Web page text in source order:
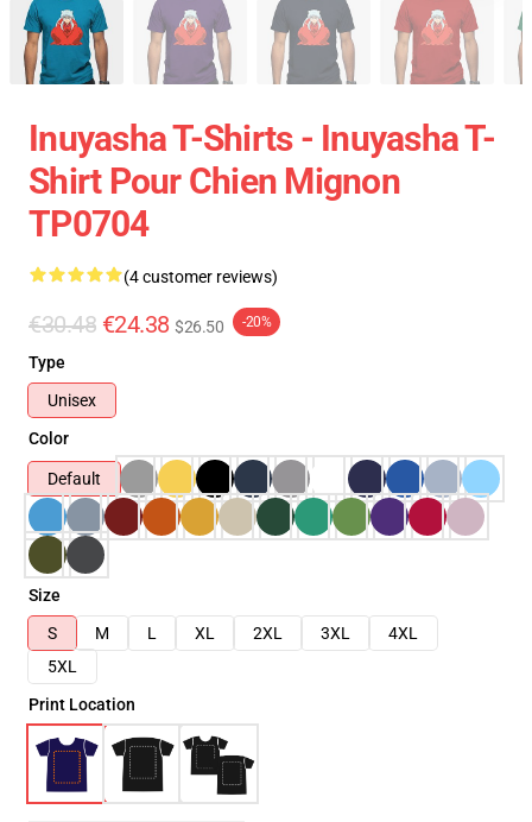
Inuyasha T-Shirts - Inuyasha T-
Shirt Pour Chien Mignon
TP0704
(4 customer reviews)
€30.48 €24.38 $26.50 -20%
Type
Unisex
Color
Default
Size
S
M L XL 2XL 3XL
4XL
5XL
Print Location